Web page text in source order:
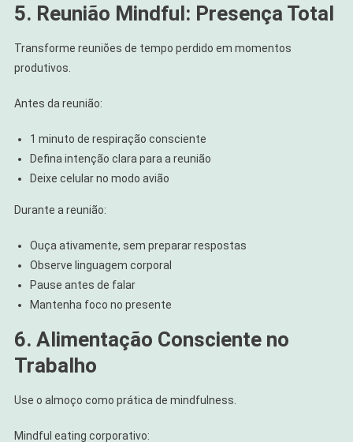
5. Reunião Mindful: Presença Total
Transforme reuniões de tempo perdido em momentos
produtivos.
Antes da reunião:
1 minuto de respiração consciente
Defina intenção clara para a reunião
Deixe celular no modo avião
Durante a reunião:
Ouça ativamente, sem preparar respostas
Observe linguagem corporal
Pause antes de falar
Mantenha foco no presente
6. Alimentação Consciente no
Trabalho
Use o almoço como prática de mindfulness.
Mindful eating corporativo: